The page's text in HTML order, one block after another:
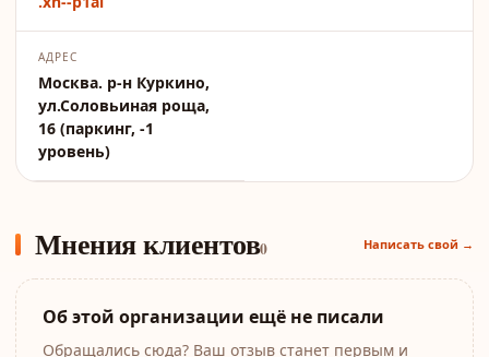
АДРЕС
Москва. р-н Куркино,
ул.Соловьиная роща,
16 (паркинг, -1
уровень)
Мнения клиентов0 Написать свой →
Об этой организации ещё не писали
Обращались сюда? Ваш отзыв станет первым и